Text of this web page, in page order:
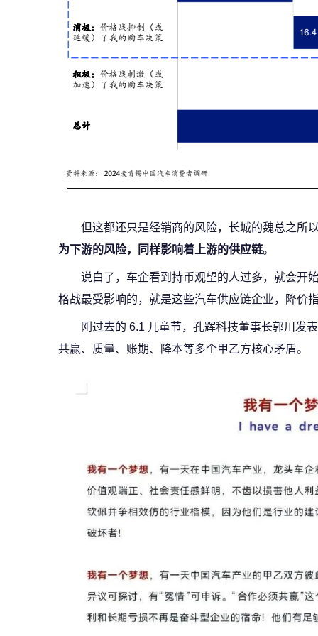
但这都还只是经销商的风险，长城的魏总之所
为下游的风险，同样影响着上游的供应链。
说白了，车企看到持币观望的人过多，就会开
格战最受影响的，就是这些汽车供应链企业，降价
刚过去的 6.1 儿童节，孔辉科技董事长郭川发
共赢、质量、账期、降本等多个甲乙方核心矛盾。